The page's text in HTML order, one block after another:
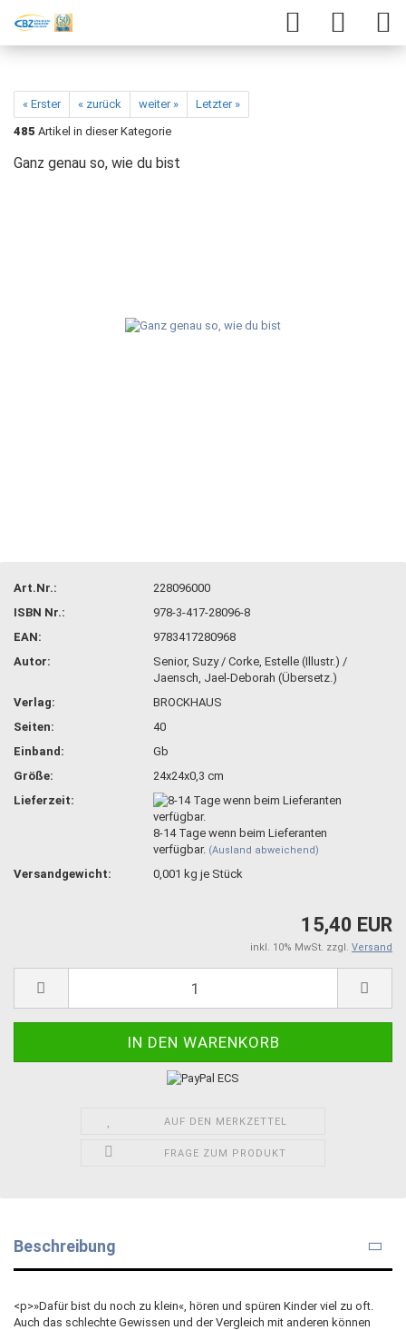
« Erster « zurück weiter »
Letzter »
485 Artikel in dieser Kategorie
Ganz genau so, wie du bist
Art.Nr.:
228096000
ISBN Nr.:
978-3-417-28096-8
EAN:
9783417280968
Autor:
Senior, Suzy / Corke, Estelle (Illustr.) /
Jaensch, Jael-Deborah (Übersetz.)
Verlag:
BROCKHAUS
Seiten:
40
Einband:
Gb
Größe:
24x24x0,3 cm
Lieferzeit:
8-14 Tage wenn beim Lieferanten
verfügbar. (Ausland abweichend)
Versandgewicht: 0,001 kg je Stück
15,40 EUR
inkl. 10% MwSt. zzgl. Versand
AUF DEN MERKZETTEL
FRAGE ZUM PRODUKT
Beschreibung
<p>»Dafür bist du noch zu klein«, hören und spüren Kinder viel zu oft.
Auch das schlechte Gewissen und der Vergleich mit anderen können